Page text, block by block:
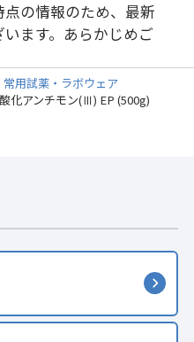
の情報のため、最新
ます。あらかじめご
常用試薬・ラボウェア
酸化アンチモン(Ⅲ) EP (500g)